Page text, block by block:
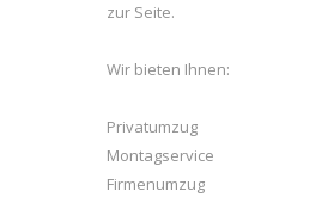
zur Seite.
Wir bieten Ihnen:
Privatumzug
Montagservice
Firmenumzug